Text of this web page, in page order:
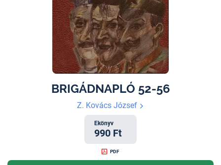
BRIGÁDNAPLÓ 52-56
Z. Kovács József
Ekönyv
990 Ft
PDF